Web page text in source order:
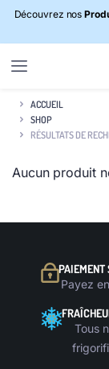
Découvrez nos
ACCUEIL
SHOP
RÉSULTATS DE
Aucun produit
PAIEMENT
Payez
Tous